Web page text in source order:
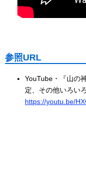
参照URL
YouTube・『山の
定、その他いろいろ
https://youtu.be/